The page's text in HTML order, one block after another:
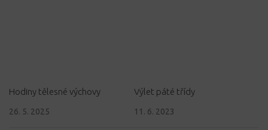
Hodiny tělesné výchovy
26. 5. 2025
Výlet páté třídy
11. 6. 2023